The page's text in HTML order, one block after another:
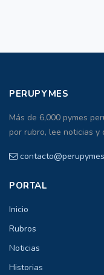
PERUPYMES
Más de 6,000 pymes
por rubro, lee noticias y
PORTAL
Inicio
Rubros
Noticias
Historias